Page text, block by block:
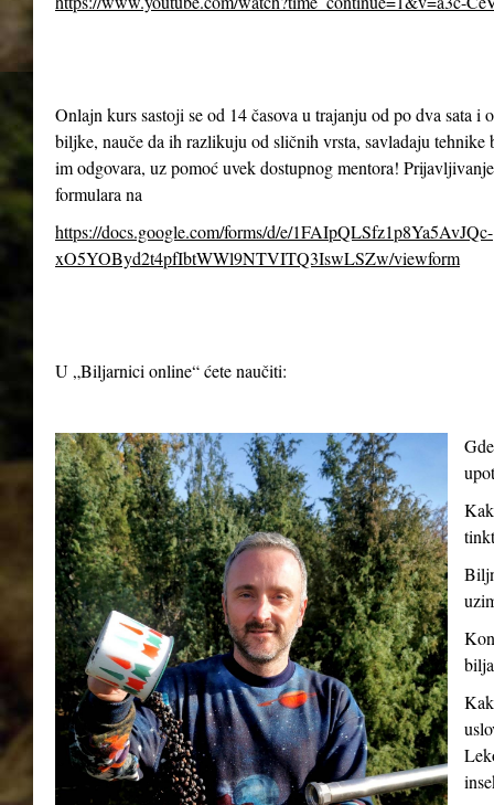
Onlajn kurs sastoji se od 14 časova u trajanju od po dva sata
biljke, nauče da ih razlikuju od sličnih vrsta, savladaju
im odgovara, uz pomoć uvek dostupnog mentora!
formulara na
https://docs.google.com/forms/d/e/1FAIpQLSfz1p8Ya5AvJQc-
xO5YOByd2t4pfIbtWWl9NTVITQ3IswLSZw/viewform
U „Biljarnici online“ ćete naučiti: